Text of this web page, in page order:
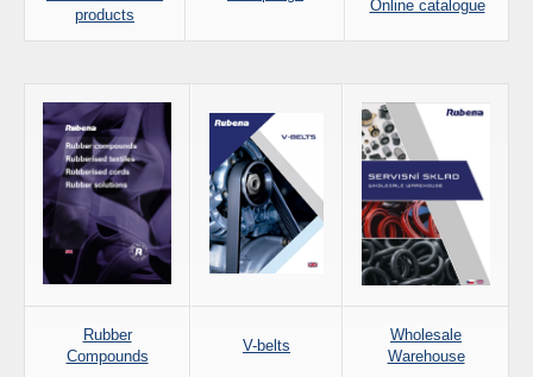
products
Online catalogue
Rubber
Compounds
V-belts
Wholesale
Warehouse